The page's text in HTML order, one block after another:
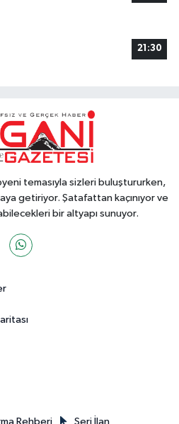
21:30
temasıyla sizleri buluştururken,
getiriyor. Şatafattan kaçınıyor ve
bir altyapı sunuyor.
Rehberi Seri İlan